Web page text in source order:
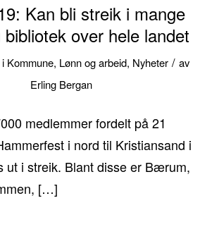
Kan bli streik i mange
over hele landet
i Kommune, Lønn og arbeid, Nyheter / av
Erling Bergan
medlemmer fordelt på 21
i nord til Kristiansand i
ut i streik. Blant disse er Bærum,
[…]